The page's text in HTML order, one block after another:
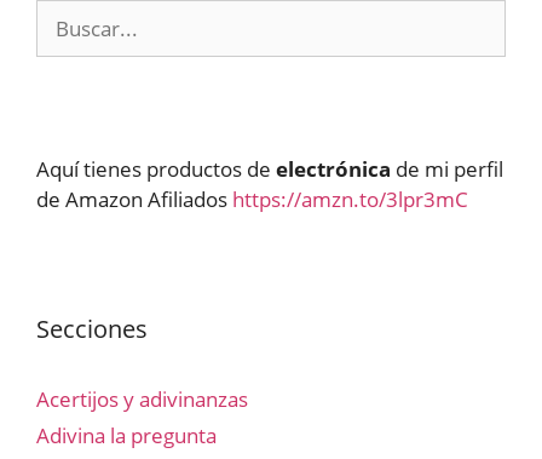
Aquí tienes productos de electrónica de mi perfil
de Amazon Afiliados https://amzn.to/3lpr3mC
Secciones
Acertijos y adivinanzas
Adivina la pregunta